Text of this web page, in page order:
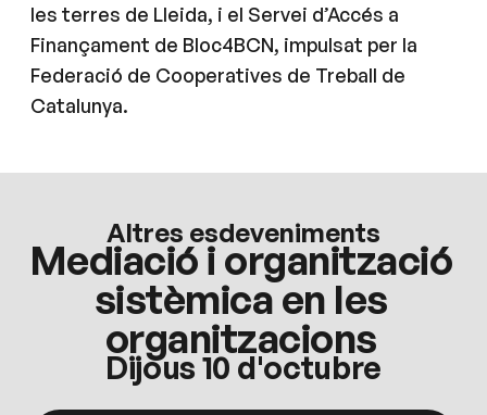
les terres de Lleida, i el Servei d’Accés a
Finançament de Bloc4BCN, impulsat per la
Federació de Cooperatives de Treball de
Catalunya.
Altres esdeveniments
Mediació i organització
sistèmica en les
organitzacions
Dijous 10 d'octubre